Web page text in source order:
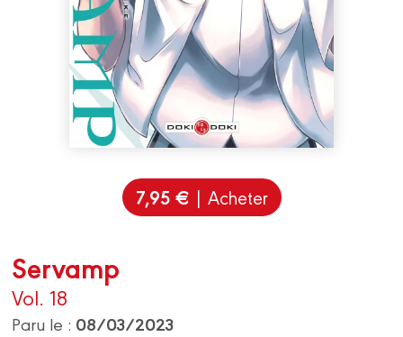
7,95 € | Acheter
Servamp
Vol. 18
Paru le : 08/03/2023